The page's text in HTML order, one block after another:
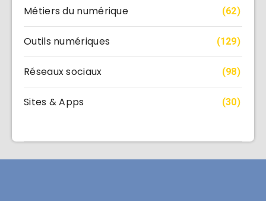
Métiers du numérique (62)
Outils numériques (129)
Réseaux sociaux (98)
Sites & Apps (30)